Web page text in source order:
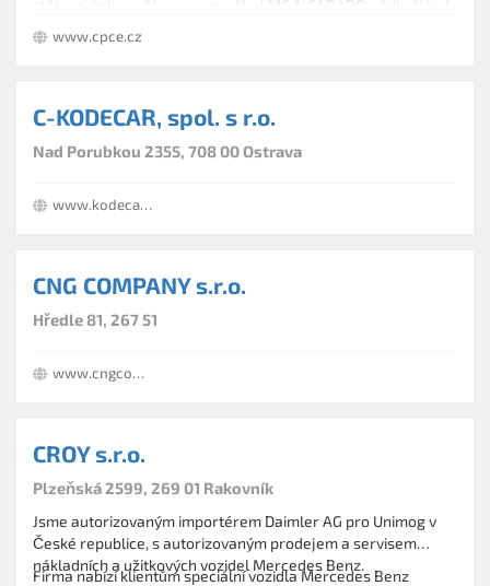
stát majiteli nového vozu značky LMC či CARADO, rádi s Vámi
vybereme to nejvýhodnější rozložení a konfiguraci.
Samozřejmostí je kompletní servis obou značek.
www.cpce.cz
C-KODECAR, spol. s r.o.
Nad Porubkou 2355, 708 00 Ostrava
www.kodecar.cz
CNG COMPANY s.r.o.
Hředle 81, 267 51
www.cngcompany.cz
CROY s.r.o.
Plzeňská 2599, 269 01 Rakovník
Jsme autorizovaným importérem Daimler AG pro Unimog v
České republice, s autorizovaným prodejem a servisem
nákladních a užitkových vozidel Mercedes Benz.
Firma nabízí klientům speciální vozidla Mercedes Benz